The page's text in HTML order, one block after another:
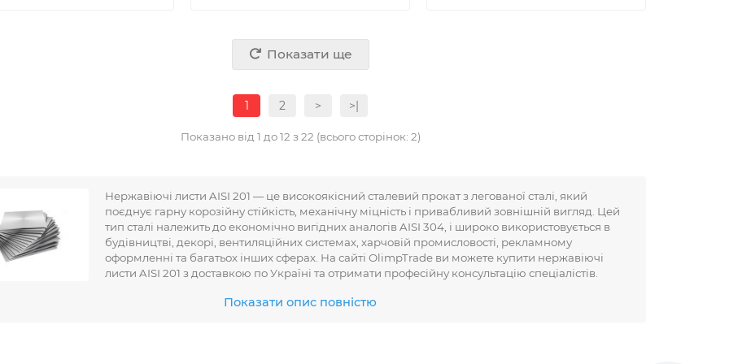
Показати ще
1 2 > >|
Показано від 1 до 12 з 22 (всього сторінок: 2)
Нержавіючі листи AISI 201 — це високоякісний сталевий прокат з легованої сталі, який
поєднує гарну корозійну стійкість, механічну міцність і привабливий зовнішній вигляд. Цей
тип сталі належить до економічно вигідних аналогів AISI 304, і широко використовується в
будівництві, декорі, вентиляційних системах, харчовій промисловості, рекламному
оформленні та багатьох інших сферах. На сайті OlimpTrade ви можете купити нержавіючі
листи AISI 201 з доставкою по Україні та отримати професійну консультацію спеціалістів.
лист AISI 201 — Технічні характеристики
Показати опис повністю